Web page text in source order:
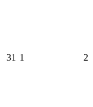
31 1 2